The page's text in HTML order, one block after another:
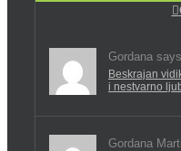
Gordana
Beskrajan
i nestvarno
Gordana